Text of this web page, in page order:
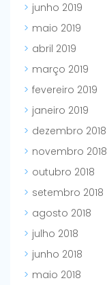
junho 2019
maio 2019
abril 2019
março 2019
fevereiro 2019
janeiro 2019
dezembro 2018
novembro 2018
outubro 2018
setembro 2018
agosto 2018
julho 2018
junho 2018
maio 2018